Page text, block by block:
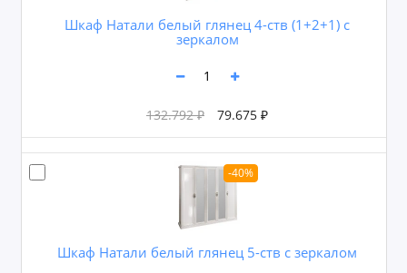
Шкаф Натали белый глянец 4-ств (1+2+1) с
зеркалом
132.792 ₽ 79.675 ₽
-40%
Шкаф Натали белый глянец 5-ств с зеркалом